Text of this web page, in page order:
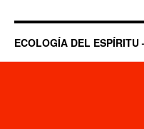
ECOLOGÍA DEL